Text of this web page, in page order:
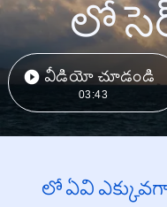
లో
వీడియో చూడండి
03:43
లో ఏవి